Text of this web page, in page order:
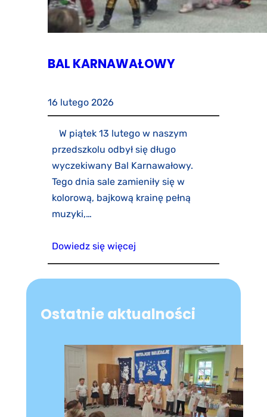
BAL KARNAWAŁOWY
16 lutego 2026
W piątek 13 lutego w naszym
przedszkolu odbył się długo
wyczekiwany Bal Karnawałowy.
Tego dnia sale zamieniły się w
kolorową, bajkową krainę pełną
muzyki,…
Dowiedz się więcej
Ostatnie aktualności